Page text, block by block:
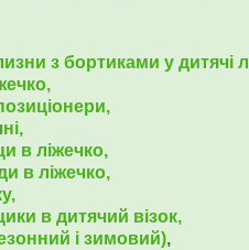
з бортиками у дитячі
в ліжечко,
в ліжечко,
в дитячий візок,
і зимовий),